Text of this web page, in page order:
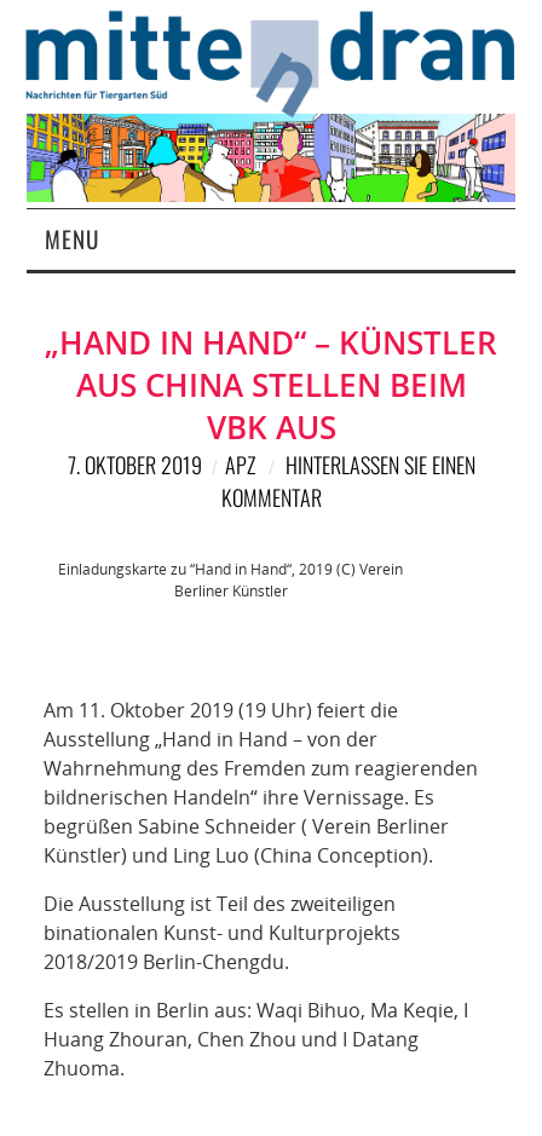
MENU
MAGAZIN
RUBRIKEN
„HAND IN HAND“ – KÜNSTLER
AUS CHINA STELLEN BEIM
VBK AUS
7. OKTOBER 2019 APZ
HINTERLASSEN SIE EINEN
KOMMENTAR
Einladungskarte zu “Hand in Hand“, 2019 (C) Verein
Berliner Künstler
Am 11. Oktober 2019 (19 Uhr) feiert die
Ausstellung „Hand in Hand – von der
Wahrnehmung des Fremden zum reagierenden
bildnerischen Handeln“ ihre Vernissage. Es
begrüßen Sabine Schneider ( Verein Berliner
Künstler) und Ling Luo (China Conception).
Die Ausstellung ist Teil des zweiteiligen
binationalen Kunst- und Kulturprojekts
2018/2019 Berlin-Chengdu.
Es stellen in Berlin aus: Waqi Bihuo, Ma Keqie, I
Huang Zhouran, Chen Zhou und I Datang
Zhuoma.